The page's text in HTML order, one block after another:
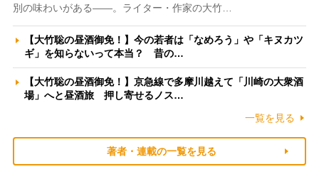
別の味わいがある――。ライター・作家の大竹…
【大竹聡の昼酒御免！】今の若者は「なめろう」や「キヌカツ
ギ」を知らないって本当？ 昔の…
【大竹聡の昼酒御免！】京急線で多摩川越えて「川崎の大衆酒
場」へと昼酒旅 押し寄せるノス…
一覧を見る
著者・連載の一覧を見る